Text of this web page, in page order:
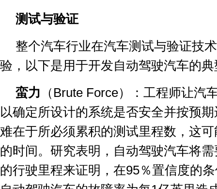
测试与验证
整个汽车行业在汽车测试与验证技
验，以下是用于开发自动驾驶汽车的
蛮力 （ Brute Force）：工程师让汽
以确定所设计的系统是否安全并按预
难在于所必须累积的测试里程数，这
的时间。研究表明，自动驾驶汽车将
的行驶里程来证明，在95％置信度的